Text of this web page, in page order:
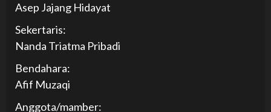
Asep Jajang Hidayat
Sekertaris:
Nanda Triatma Pribadi
Bendahara:
Afif Muzaqi
Anggota/mamber: